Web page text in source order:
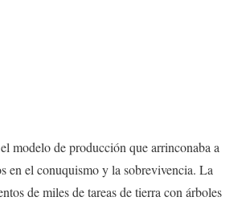
modelo de producción que arrinconaba a
en el conuquismo y la sobrevivencia. La
de miles de tareas de tierra con árboles